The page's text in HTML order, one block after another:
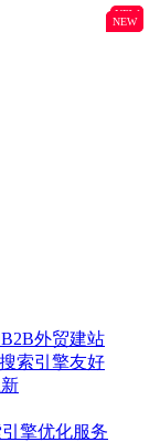
B2B
外贸建站
索引擎友好
擎优化服务
NEW
NEW
NEW